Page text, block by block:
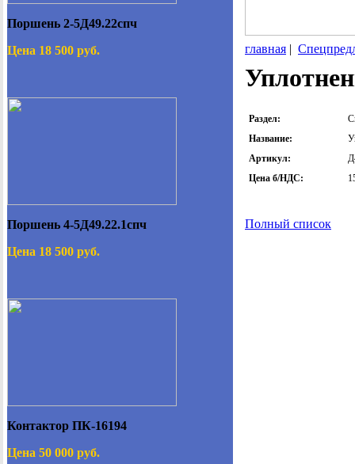
Поршень 2-5Д49.22спч
Цена 18 500 руб.
Поршень 4-5Д49.22.1спч
Цена 18 500 руб.
Контактор ПК-16194
Цена 50 000 руб.
главная |
Раздел:
Название:
Артикул:
Цена б/НДС:
Полный список